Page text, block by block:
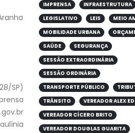
SP)
IMPRENSA
INFRAESTRUTURA
LEGISLATIVO
LEIS
MEIO
MOBILIDADE URBANA
SAÚDE
SEGURANÇA
SESSÃO EXTRAORDINÁRIA
SESSÃO ORDINÁRIA
TRANSPORTE PÚBLICO
TRÂNSITO
VEREADOR ALEX
VEREADOR CÍCERO BRITO
VEREADOR DOUGLAS GUARITA